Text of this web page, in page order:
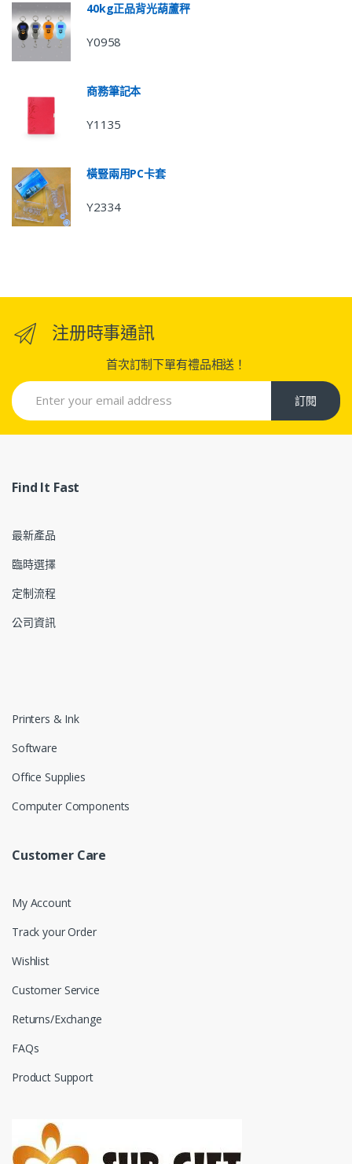
40kg正品背光葫蘆秤
Y0958
商務筆記本
Y1135
橫豎兩用PC卡套
Y2334
注册時事通訊
首次訂制下單有禮品相送！
訂閱
Find It Fast
最新產品
臨時選擇
定制流程
公司資訊
Printers & Ink
Software
Office Supplies
Computer Components
Customer Care
My Account
Track your Order
Wishlist
Customer Service
Returns/Exchange
FAQs
Product Support